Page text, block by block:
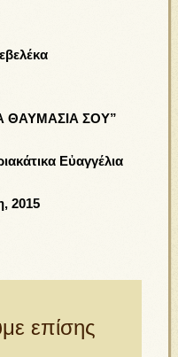
ΘΑΥΜΑΣΙΑ ΣΟΥ”
Εὐαγγέλια
2015
επίσης